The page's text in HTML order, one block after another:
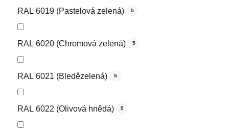
RAL 6019 (Pastelová zelená) 5
RAL 6020 (Chromová zelená) 5
RAL 6021 (Bledězelená) 5
RAL 6022 (Olivová hnědá) 5